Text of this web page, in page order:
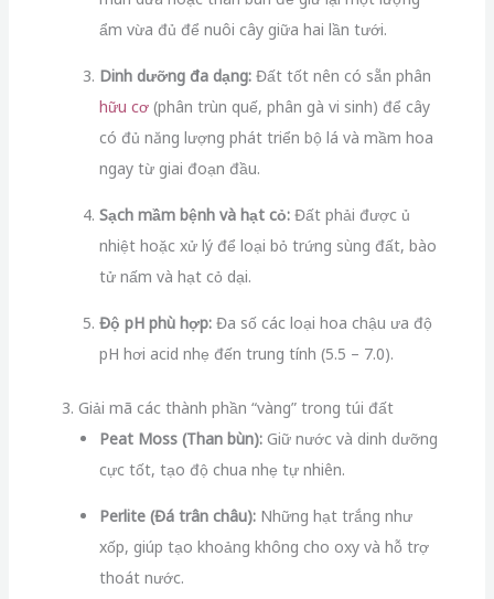
ẩm vừa đủ để nuôi cây giữa hai lần tưới.
Dinh dưỡng đa dạng:Đất tốt nên có sẵn phân
hữu cơ(phân trùn quế, phân gà vi sinh) để cây
có đủ năng lượng phát triển bộ lá và mầm hoa
ngay từ giai đoạn đầu.
Sạch mầm bệnh và hạt cỏ:Đất phải được ủ
nhiệt hoặc xử lý để loại bỏ trứng sùng đất, bào
tử nấm và hạt cỏ dại.
Độ pH phù hợp:Đa số các loại hoa chậu ưa độ
pH hơi acid nhẹ đến trung tính (5.5 – 7.0).
3. Giải mã các thành phần “vàng” trong túi đất
Peat Moss (Than bùn):Giữ nước và dinh dưỡng
cực tốt, tạo độ chua nhẹ tự nhiên.
Perlite (Đá trân châu):Những hạt trắng như
xốp, giúp tạo khoảng không cho oxy và hỗ trợ
thoát nước.